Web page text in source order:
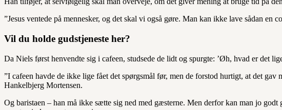
”Jesus ventede på mennesker, og det skal vi også gøre. Man kan ikke lave sådan en
Vil du holde gudstjeneste her?
Da Niels først henvendte sig i cafeen, studsede de lidt og spurgte: ’Øh, hvad er det
”I cafeen havde de ikke lige fået det spørgsmål før, men de forstod hurtigt, at det
Hankelbjerg Mortensen.
Og baristaen – han må ikke sætte sig ned med gæsterne. Men derfor kan man jo